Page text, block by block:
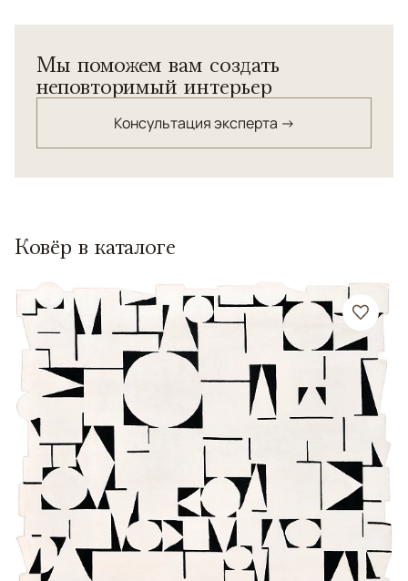
Мы поможем вам создать
неповторимый интерьер
Консультация эксперта →
Ковёр в каталоге